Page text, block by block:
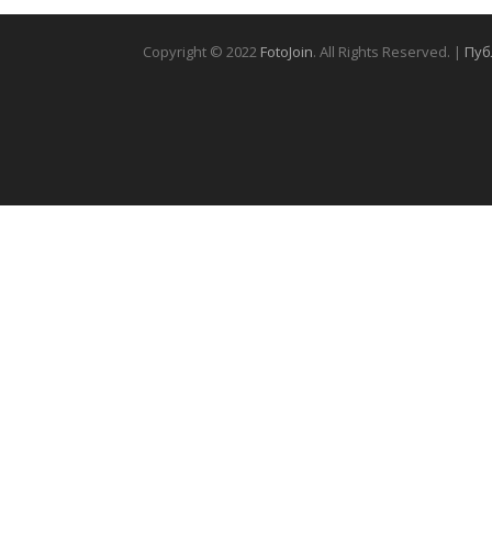
Copyright © 2022 FotoJoin. All Rights Reserved. |